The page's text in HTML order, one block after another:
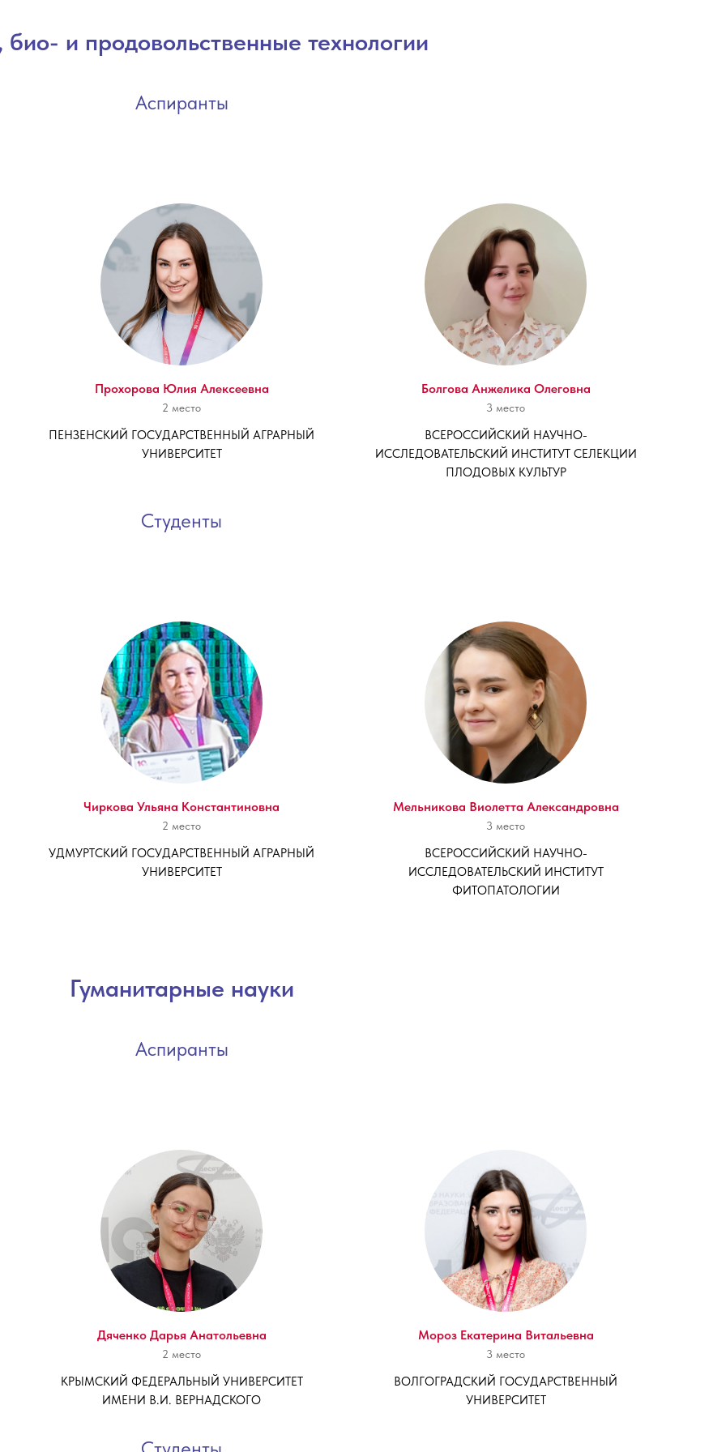
и продовольственные технологии
Аспиранты
Прохорова Юлия Алексеевна
2 место
ПЕНЗЕНСКИЙ ГОСУДАРСТВЕННЫЙ АГРАРНЫЙ
УНИВЕРСИТЕТ
Болгова Анжелика Олеговна
3 место
ВСЕРОССИЙСКИЙ НАУЧНО-
ИССЛЕДОВАТЕЛЬСКИЙ ИНСТИТУТ СЕЛЕКЦИИ
ПЛОДОВЫХ КУЛЬТУР
Студенты
Чиркова Ульяна Константиновна
2 место
УДМУРТСКИЙ ГОСУДАРСТВЕННЫЙ АГРАРНЫЙ
УНИВЕРСИТЕТ
Мельникова Виолетта Александровна
3 место
ВСЕРОССИЙСКИЙ НАУЧНО-
ИССЛЕДОВАТЕЛЬСКИЙ ИНСТИТУТ
ФИТОПАТОЛОГИИ
Гуманитарные науки
Аспиранты
Дяченко Дарья Анатольевна
2 место
КРЫМСКИЙ ФЕДЕРАЛЬНЫЙ УНИВЕРСИТЕТ
ИМЕНИ В.И. ВЕРНАДСКОГО
Мороз Екатерина Витальевна
3 место
ВОЛГОГРАДСКИЙ ГОСУДАРСТВЕННЫЙ
УНИВЕРСИТЕТ